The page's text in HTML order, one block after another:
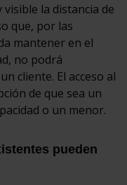
la distancia de
que, por las
mantener en el
no podrá
cliente. El acceso al
de que sea un
o un menor.
pueden